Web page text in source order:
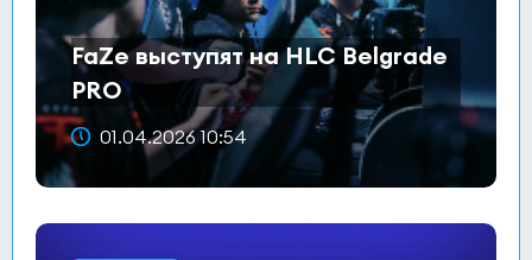
FaZe выступят на HLC Belgrade
PRO
01.04.2026 10:54